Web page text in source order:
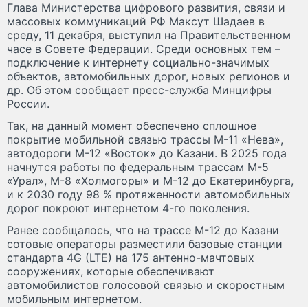
Глава Министерства цифрового развития, связи и
массовых коммуникаций РФ Максут Шадаев в
среду, 11 декабря, выступил на Правительственном
часе в Совете Федерации. Среди основных тем –
подключение к интернету социально-значимых
объектов, автомобильных дорог, новых регионов и
др. Об этом сообщает пресс-служба Минцифры
России.
Так, на данный момент обеспечено сплошное
покрытие мобильной связью трассы М-11 «Нева»,
автодороги М-12 «Восток» до Казани. В 2025 года
начнутся работы по федеральным трассам М-5
«Урал», М-8 «Холмогоры» и М-12 до Екатеринбурга,
и к 2030 году 98 % протяженности автомобильных
дорог покроют интернетом 4-го поколения.
Ранее сообщалось, что на трассе М-12 до Казани
сотовые операторы разместили базовые станции
стандарта 4G (LTE) на 175 антенно-мачтовых
сооружениях, которые обеспечивают
автомобилистов голосовой связью и скоростным
мобильным интернетом.